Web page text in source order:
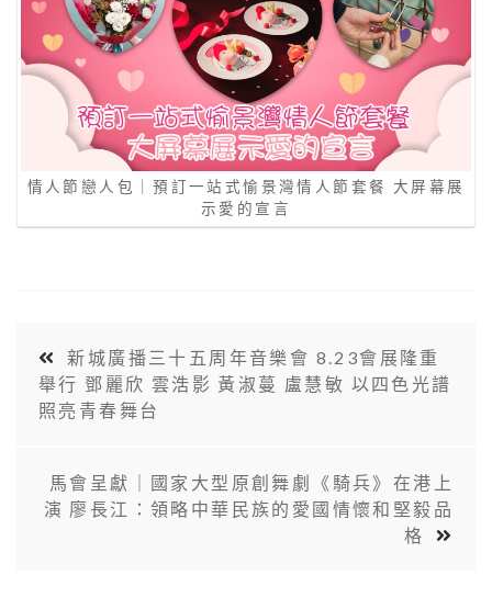
情人節戀人包｜預訂一站式愉景灣情人節套餐 大屏幕展
示愛的宣言
新城廣播三十五周年音樂會 8.23會展隆重
舉行 鄧麗欣 雲浩影 黃淑蔓 盧慧敏 以四色光譜
照亮青春舞台
馬會呈獻｜國家大型原創舞劇《騎兵》在港上
演 廖長江：領略中華民族的愛國情懷和堅毅品
格